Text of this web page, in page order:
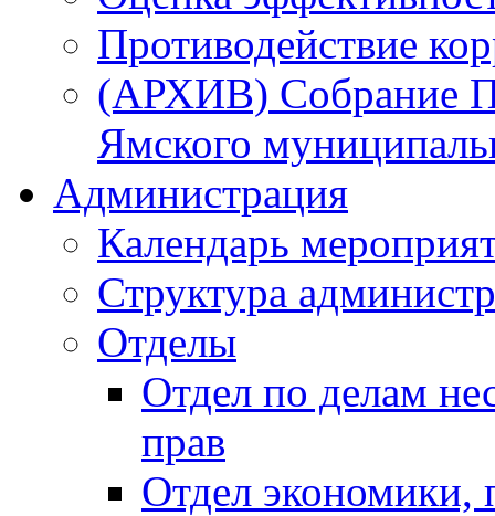
Противодействие
(АРХИВ) Собрание
Ямского
Администрация
Календарь
Структура
Отделы
Отдел по делам
прав
Отдел экономики,